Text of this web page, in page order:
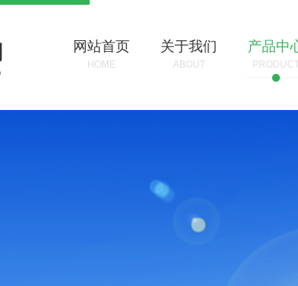
网站首页
HOME
关于我们
ABOUT
产品中